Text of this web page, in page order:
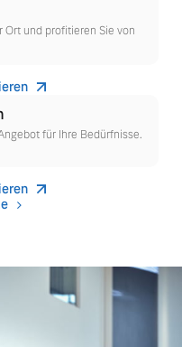
Ort und profitieren Sie von
für Ihre Bedürfnisse.